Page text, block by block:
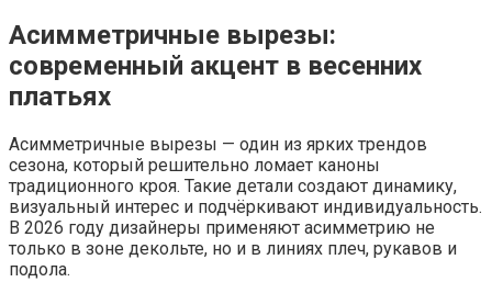
Асимметричные вырезы:
современный акцент в весенних
платьях
Асимметричные вырезы — один из ярких трендов
сезона, который решительно ломает каноны
традиционного кроя. Такие детали создают динамику,
визуальный интерес и подчёркивают индивидуальность.
В 2026 году дизайнеры применяют асимметрию не
только в зоне декольте, но и в линиях плеч, рукавов и
подола.